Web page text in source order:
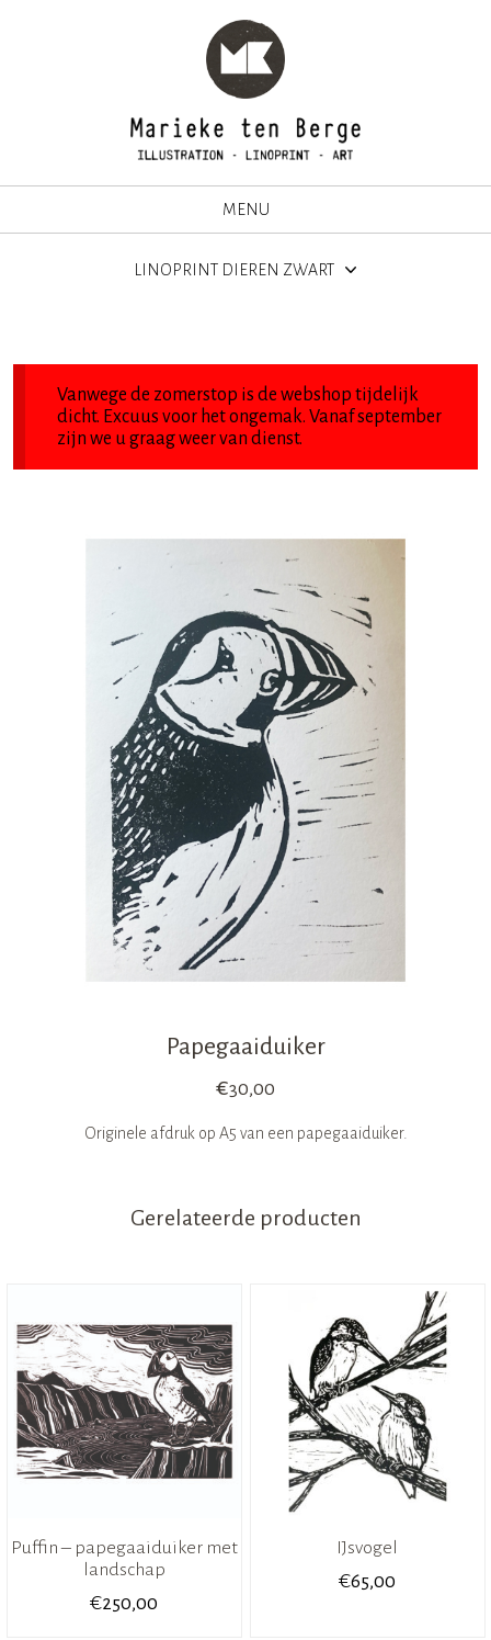
MENU
LINOPRINT DIEREN ZWART
Vanwege de zomerstop is de webshop tijdelijk
dicht. Excuus voor het ongemak. Vanaf september
zijn we u graag weer van dienst.
Papegaaiduiker
€30,00
Originele afdruk op A5 van een papegaaiduiker.
Gerelateerde producten
Puffin – papegaaiduiker met
landschap
€250,00
IJsvogel
€65,00